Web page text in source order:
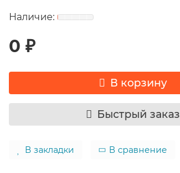
0 ₽
В корзину
Быстрый заказ
В закладки В сравнение